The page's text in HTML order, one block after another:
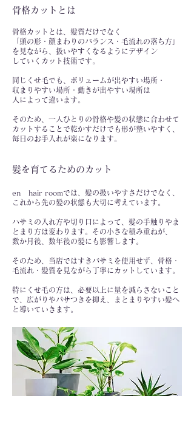
​骨格カットとは
​骨格カットとは、髪質だけでなく
「頭の形・顔まわりのバランス・毛流れの落ち方」
を見ながら、扱いやすくなるようにデザイン
していくカット技術です。
同じくせ毛でも、ボリュームが出やすい場所・
収まりやすい場所・動きが出やすい場所は
人によって違います。
そのため、一人ひとりの骨格や髪の状態に合わせて
カットすることで乾かすだけでも形が整いやすく、
毎日のお手入れが楽になります。
​髪を育てるためのカット
en hair roomでは、髪の扱いやすさだけでなく、
これから先の髪の状態も大切に考えています。
ハサミの入れ方や切り口によって、髪の手触りやま
とまり方は変わります。その小さな積み重ねが、
数か月後、数年後の髪にも影響します。
​そのため、当店ではすきバサミを使用せず、骨格・
毛流れ・髪質を​見ながら丁寧にカットしています。
特にくせ毛の方は、必要以上に量を減らさないこと
で、広がりや​パサつきを抑え、まとまりやすい髪へ
と導いていきます。